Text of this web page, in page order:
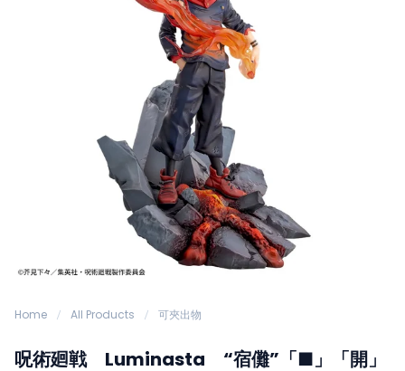
Home All Products 可夾出物
呪術廻戦 Luminasta “宿儺”「■」「開」